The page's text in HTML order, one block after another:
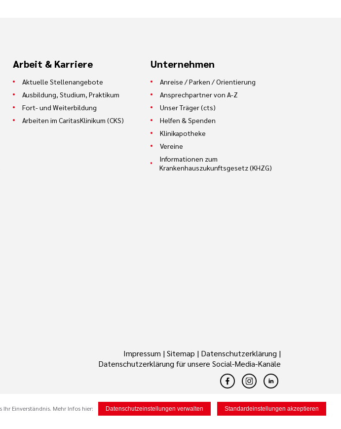
Arbeit & Karriere
Aktuelle Stellenangebote
Ausbildung, Studium, Praktikum
Fort- und Weiterbildung
Arbeiten im CaritasKlinikum (CKS)
Unternehmen
Anreise / Parken / Orientierung
Ansprechpartner von A-Z
Unser Träger (cts)
Helfen & Spenden
Klinikapotheke
Vereine
Informationen zum
Krankenhauszukunftsgesetz (KHZG)
Impressum | Sitemap | Datenschutzerklärung |
Datenschutzerklärung für unsere Social-Media-Kanäle
Datenschutzeinstellungen verwalten Standardeinstellungen akzeptieren
Ihr Einverständnis. Mehr Infos hier: